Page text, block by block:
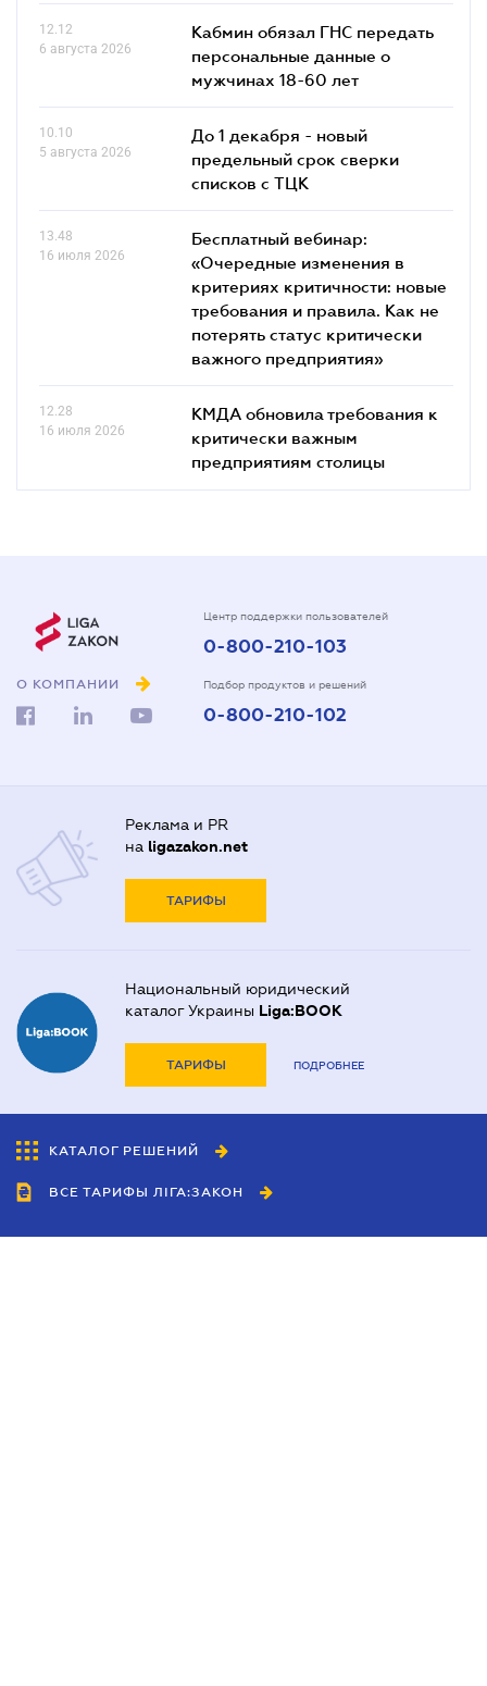
12.12
6 августа 2026
Кабмин обязал ГНС передать
персональные данные о
мужчинах 18-60 лет
10.10
5 августа 2026
До 1 декабря - новый
предельный срок сверки
списков c ТЦК
13.48
16 июля 2026
Бесплатный вебинар:
«Очередные изменения в
критериях критичности: новые
требования и правила. Как не
потерять статус критически
важного предприятия»
12.28
16 июля 2026
КМДА обновила требования к
критически важным
предприятиям столицы
О КОМПАНИИ
Центр поддержки пользователей
0-800-210-103
Подбор продуктов и решений
0-800-210-102
Реклама и PR
на ligazakon.net
ТАРИФЫ
Национальный юридический
каталог Украины Liga:BOOK
ТАРИФЫ ПОДРОБНЕЕ
КАТАЛОГ РЕШЕНИЙ
ВСЕ ТАРИФЫ ЛІГА:ЗАКОН